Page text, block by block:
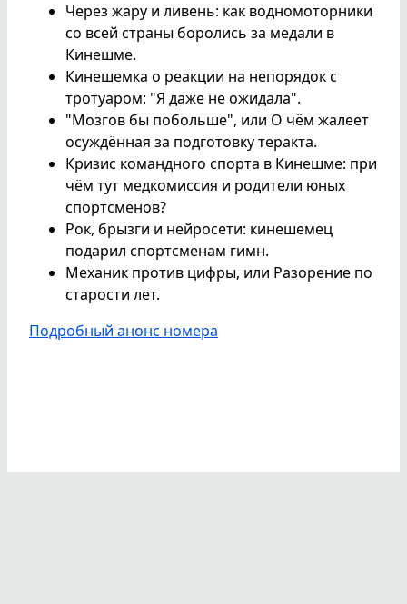
Через жару и ливень: как водномоторники
со всей страны боролись за медали в
Кинешме.
Кинешемка о реакции на непорядок с
тротуаром: "Я даже не ожидала".
"Мозгов бы побольше", или О чём жалеет
осуждённая за подготовку теракта.
Кризис командного спорта в Кинешме: при
чём тут медкомиссия и родители юных
спортсменов?
Рок, брызги и нейросети: кинешемец
подарил спортсменам гимн.
Механик против цифры, или Разорение по
старости лет.
Подробный анонс номера